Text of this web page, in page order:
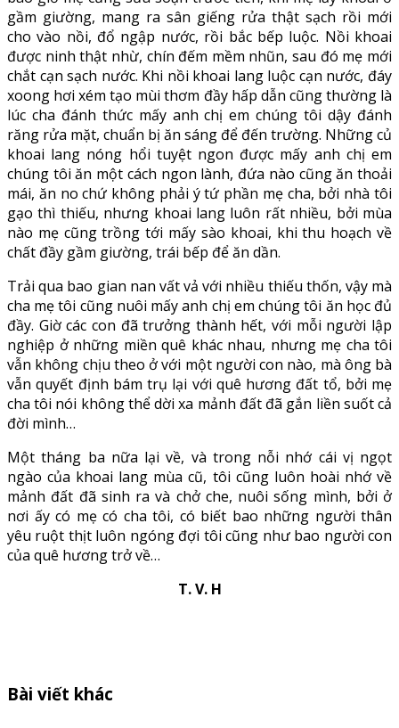
gầm giường, mang ra sân giếng rửa thật sạch rồi mới
cho vào nồi, đổ ngập nước, rồi bắc bếp luộc. Nồi khoai
được ninh thật nhừ, chín đếm mềm nhũn, sau đó mẹ mới
chắt cạn sạch nước. Khi nồi khoai lang luộc cạn nước, đáy
xoong hơi xém tạo mùi thơm đầy hấp dẫn cũng thường là
lúc cha đánh thức mấy anh chị em chúng tôi dậy đánh
răng rửa mặt, chuẩn bị ăn sáng để đến trường. Những củ
khoai lang nóng hổi tuyệt ngon được mấy anh chị em
chúng tôi ăn một cách ngon lành, đứa nào cũng ăn thoải
mái, ăn no chứ không phải ý tứ phần mẹ cha, bởi nhà tôi
gạo thì thiếu, nhưng khoai lang luôn rất nhiều, bởi mùa
nào mẹ cũng trồng tới mấy sào khoai, khi thu hoạch về
chất đầy gầm giường, trái bếp để ăn dần.
Trải qua bao gian nan vất vả với nhiều thiếu thốn, vậy mà
cha mẹ tôi cũng nuôi mấy anh chị em chúng tôi ăn học đủ
đầy. Giờ các con đã trưởng thành hết, với mỗi người lập
nghiệp ở những miền quê khác nhau, nhưng mẹ cha tôi
vẫn không chịu theo ở với một người con nào, mà ông bà
vẫn quyết định bám trụ lại với quê hương đất tổ, bởi mẹ
cha tôi nói không thể dời xa mảnh đất đã gắn liền suốt cả
đời mình…
Một tháng ba nữa lại về, và trong nỗi nhớ cái vị ngọt
ngào của khoai lang mùa cũ, tôi cũng luôn hoài nhớ về
mảnh đất đã sinh ra và chở che, nuôi sống mình, bởi ở
nơi ấy có mẹ có cha tôi, có biết bao những người thân
yêu ruột thịt luôn ngóng đợi tôi cũng như bao người con
của quê hương trở về…
T. V. H
Bài viết khác